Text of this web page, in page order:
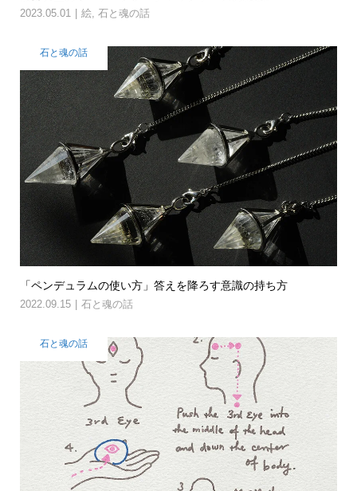
2023.05.01 絵, 石と魂の話
石と魂の話
「ペンデュラムの使い方」答えを降ろす意識の持ち方
2022.09.15 石と魂の話
石と魂の話